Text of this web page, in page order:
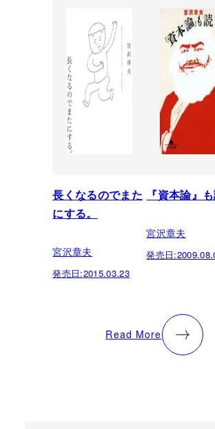
長くなるのでまた
にする。
宮沢章夫
発売日:2015.03.23
『資本論』
宮沢章夫
発売日:
Read More